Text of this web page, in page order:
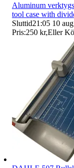
Aluminum
tool case with
Sluttid21:05 10
Pris:250 kr,Eller